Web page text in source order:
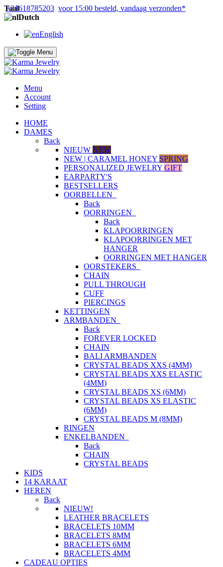
+31618785203 voor 15:00 besteld, vandaag verzonden*
Taal
Dutch
English
Menu
Account
Setting
HOME
DAMES
Back
NIEUW NEW
NEW | CARAMEL HONEY SPRING
PERSONALIZED JEWELRY GIFT
EARPARTY'S
BESTSELLERS
OORBELLEN
Back
OORRINGEN
Back
KLAPOORRINGEN
KLAPOORRINGEN MET
HANGER
OORRINGEN MET HANGER
OORSTEKERS
CHAIN
PULL THROUGH
CUFF
PIERCINGS
KETTINGEN
ARMBANDEN
Back
FOREVER LOCKED
CHAIN
BALI ARMBANDEN
CRYSTAL BEADS XXS (4MM)
CRYSTAL BEADS XXS ELASTIC
(4MM)
CRYSTAL BEADS XS (6MM)
CRYSTAL BEADS XS ELASTIC
(6MM)
CRYSTAL BEADS M (8MM)
RINGEN
ENKELBANDEN
Back
CHAIN
CRYSTAL BEADS
KIDS
14 KARAAT
HEREN
Back
NIEUW!
LEATHER BRACELETS
BRACELETS 10MM
BRACELETS 8MM
BRACELETS 6MM
BRACELETS 4MM
CADEAU OPTIES